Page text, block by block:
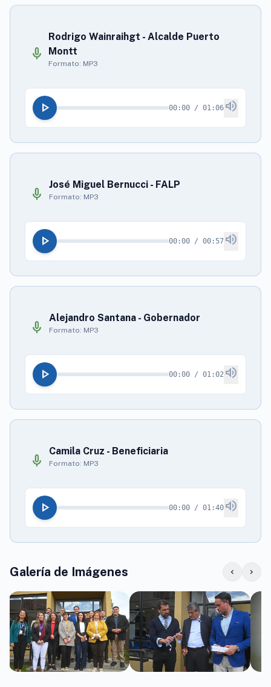
mic
Rodrigo Wainraihgt - Alcalde Puerto
Montt
Formato: MP3
play_arrow 00:00 / 01:06 volume_up
mic
José Miguel Bernucci - FALP
Formato: MP3
play_arrow 00:00 / 00:57 volume_up
mic
Alejandro Santana - Gobernador
Formato: MP3
play_arrow 00:00 / 01:02 volume_up
mic
Camila Cruz - Beneficiaria
Formato: MP3
play_arrow 00:00 / 01:40 volume_up
Galería de Imágenes chevron_left chevron_right